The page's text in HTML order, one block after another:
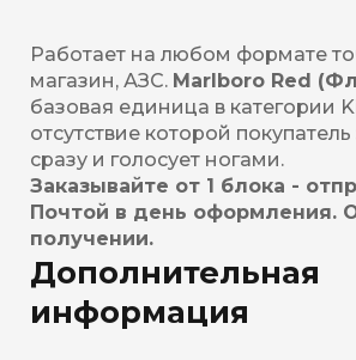
Работает на любом формате
магазин, АЗС. Marlboro Red
базовая единица в категории
отсутствие которой
сразу и голосует ногами.
Заказывайте от 1 блока -
Почтой в день оформления.
получении.
Дополнительная
информация